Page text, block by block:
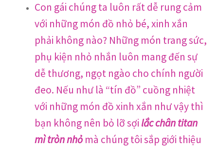
Con gái chúng ta luôn rất dễ rung cảm
với những món đồ nhỏ bé, xinh xắn
phải không nào? Những món trang sức,
phụ kiện nhỏ nhắn luôn mang đến sự
dễ thương, ngọt ngào cho chính người
đeo. Nếu như là “tín đồ” cuồng nhiệt
với những món đồ xinh xắn như vậy thì
bạn không nên bỏ lỡ sợi lắc chân titan
mì tròn nhỏmà chúng tôi sắp giới thiệu